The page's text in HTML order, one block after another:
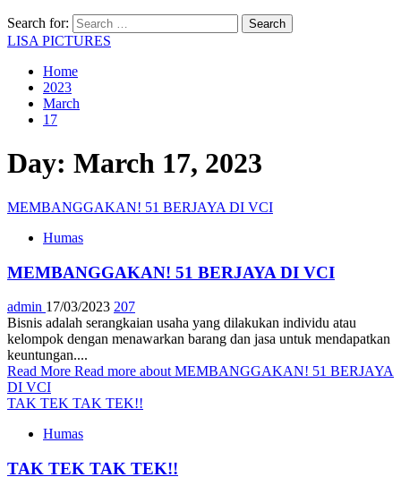
Search for:
LISA PICTURES
Home
2023
March
17
Day: March 17, 2023
MEMBANGGAKAN! 51 BERJAYA DI VCI
Humas
MEMBANGGAKAN! 51 BERJAYA DI VCI
admin 17/03/2023 207
Bisnis adalah serangkaian usaha yang dilakukan individu atau
kelompok dengan menawarkan barang dan jasa untuk mendapatkan
keuntungan....
Read More Read more about MEMBANGGAKAN! 51 BERJAYA
DI VCI
TAK TEK TAK TEK!!
Humas
TAK TEK TAK TEK!!